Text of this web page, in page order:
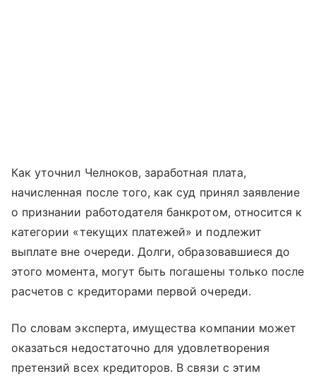
Как уточнил Челноков, заработная плата,
начисленная после того, как суд принял заявление
о признании работодателя банкротом, относится к
категории «текущих платежей» и подлежит
выплате вне очереди. Долги, образовавшиеся до
этого момента, могут быть погашены только после
расчетов с кредиторами первой очереди.
По словам эксперта, имущества компании может
оказаться недостаточно для удовлетворения
претензий всех кредиторов. В связи с этим